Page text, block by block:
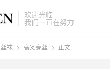
欢迎光临
我们一直在努力
丝袜  高叉亮丝  正文